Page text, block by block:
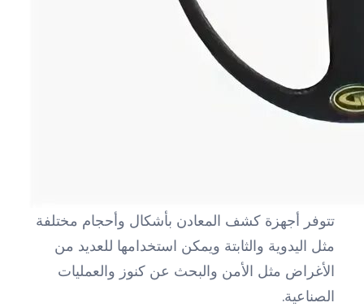
تتوفر أجهزة كشف المعادن بأشكال وأحجام مختلفة
مثل اليدوية والثابتة ويمكن استخدامها للعديد من
الأغراض مثل الأمن والبحث عن كنوز والعمليات
الصناعية.